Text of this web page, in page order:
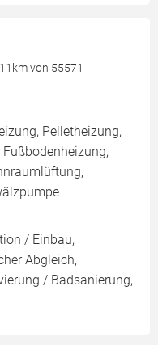
von 55571
Pelletheizung,
Fußbodenheizung,
/ Einbau,
Abgleich,
/ Badsanierung,